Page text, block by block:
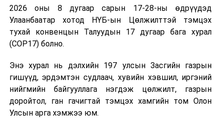
Эх сурвалж: Монголын Залуучуудын холбооны
Гүйцэтгэх хороо
ДАРААХ МЭДЭЭ
Үс шинээр үргээлгэх буюу засуулахад тохиромжгүй
ӨМНӨХ МЭДЭЭ
АТГ: Орон нутгийн хэвлэл мэдээллийн байгууллагын
2026 оны 8 дугаар сарын 17-28-ны өдрүүдэд
Улаанбаатар хотод НҮБ-ын Цөлжилттэй тэмцэх
тухай конвенцын Талуудын 17 дугаар бага хурал
(COP17) болно.
Энэ хурал нь дэлхийн 197 улсын Засгийн газрын
гишүүд, эрдэмтэн судлаач, хувийн хэвшил, иргэний
нийгмийн байгууллага нэгдэж цөлжилт, газрын
доройтол, ган гачигтай тэмцэх хамгийн том Олон
Улсын арга хэмжээ юм.